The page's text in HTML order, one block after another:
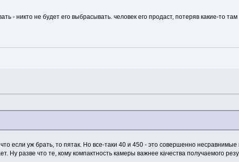
- никто не будет его выбрасывать. человек его продаст, потеряв какие-то
если уж брать, то пятак. Но все-таки 40 и 450 - это совершенно
Ну разве что те, кому компактность камеры важнее качества получаемого